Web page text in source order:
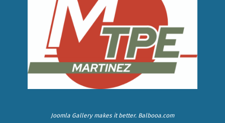
Joomla Gallerymakes it better. Balbooa.com